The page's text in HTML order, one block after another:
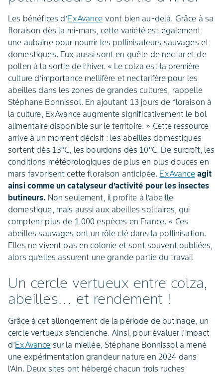
Les bénéfices d’ExAvance vont bien au-delà. Grâce à sa
floraison dès la mi-mars, cette variété est également
une aubaine pour nourrir les pollinisateurs sauvages et
domestiques. Eux aussi sont en quête de nectar et de
pollen à la sortie de l’hiver. « Le colza est la première
culture d’importance mellifère et nectarifère pour les
abeilles dans les zones de grandes cultures, rappelle
Stéphane Bonnissol. En ajoutant 13 jours de floraison à
la culture, ExAvance augmente significativement le bol
alimentaire disponible sur le territoire. » Cette ressource
arrive à un moment décisif : les abeilles domestiques
sortent dès 13°C, les bourdons dès 10°C. De surcroît, les
conditions météorologiques de plus en plus douces en
mars favorisent cette floraison anticipée. ExAvanceagit
ainsi comme un catalyseur d’activité pour les insectes
butineurs. Non seulement, il profite à l’abeille
domestique, mais aussi aux abeilles solitaires, qui
comptent plus de 1 000 espèces en France. « Ces
abeilles sauvages ont un rôle clé dans la pollinisation.
Elles ne vivent pas en colonie et sont souvent oubliées,
alors qu’elles assurent une grande partie du travail
Un cercle vertueux entre colza,
abeilles… et rendement !
Grâce à cet allongement de la période de butinage, un
cercle vertueux s’enclenche. Ainsi, pour évaluer l’impact
d’ExAvance sur la miellée, Stéphane Bonnissol a mené
une expérimentation grandeur nature en 2024 dans
l’Ain. Deux sites ont hébergé chacun trois ruches